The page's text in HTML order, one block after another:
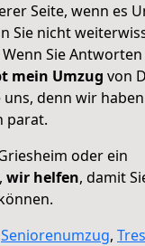
Seite, wenn es
Sie nicht
Sie
mein Umzug von
uns, denn wir
parat.
oder ein
wir helfen, damit
Seniorenumzug,